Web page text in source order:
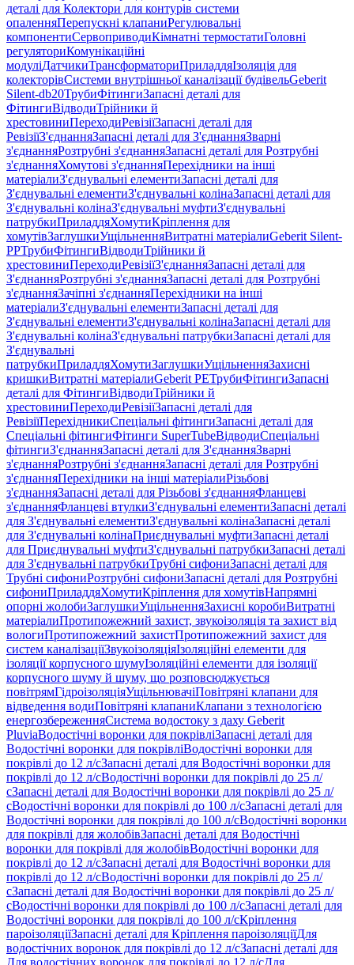
деталі для Колектори для контурів системи
опаленняПерепускні клапаниРегулювальні
компонентиСервоприводиКімнатні термостатиГоловні
регуляториКомунікаційні
модуліДатчикиТрансформаториПриладдяІзоляція для
колекторівСистеми внутрішньої каналізації будівельGeberit
Silent-db20ТрубиФітингиЗапасні деталі для
ФітингиВідводиТрійники й
хрестовиниПереходиРевізіїЗапасні деталі для
РевізіїЗ'єднанняЗапасні деталі для З'єднанняЗварні
з'єднанняРозтрубні з'єднанняЗапасні деталі для Розтрубні
з'єднанняХомутові з'єднанняПерехідники на інші
матеріалиЗ'єднувальні елементиЗапасні деталі для
З'єднувальні елементиЗ'єднувальні колінаЗапасні деталі для
З'єднувальні колінаЗ'єднувальні муфтиЗ'єднувальні
патрубкиПриладдяХомутиКріплення для
хомутівЗаглушкиУщільненняВитратні матеріалиGeberit Silent-
PPТрубиФітингиВідводиТрійники й
хрестовиниПереходиРевізіїЗ'єднанняЗапасні деталі для
З'єднанняРозтрубні з'єднанняЗапасні деталі для Розтрубні
з'єднанняЗачіпні з'єднанняПерехідники на інші
матеріалиЗ'єднувальні елементиЗапасні деталі для
З'єднувальні елементиЗ'єднувальні колінаЗапасні деталі для
З'єднувальні колінаЗ'єднувальні патрубкиЗапасні деталі для
З'єднувальні
патрубкиПриладдяХомутиЗаглушкиУщільненняЗахисні
кришкиВитратні матеріалиGeberit PEТрубиФітингиЗапасні
деталі для ФітингиВідводиТрійники й
хрестовиниПереходиРевізіїЗапасні деталі для
РевізіїПерехідникиСпеціальні фітингиЗапасні деталі для
Спеціальні фітингиФітинги SuperTubeВідводиСпеціальні
фітингиЗ'єднанняЗапасні деталі для З'єднанняЗварні
з'єднанняРозтрубні з'єднанняЗапасні деталі для Розтрубні
з'єднанняПерехідники на інші матеріалиРізьбові
з'єднанняЗапасні деталі для Різьбові з'єднанняФланцеві
з'єднанняФланцеві втулкиЗ'єднувальні елементиЗапасні деталі
для З'єднувальні елементиЗ'єднувальні колінаЗапасні деталі
для З'єднувальні колінаПриєднувальні муфтиЗапасні деталі
для Приєднувальні муфтиЗ'єднувальні патрубкиЗапасні деталі
для З'єднувальні патрубкиТрубні сифониЗапасні деталі для
Трубні сифониРозтрубні сифониЗапасні деталі для Розтрубні
сифониПриладдяХомутиКріплення для хомутівНапрямні
опорні жолобиЗаглушкиУщільненняЗахисні коробиВитратні
матеріалиПротипожежний захист, звукоізоляція та захист від
вологиПротипожежний захистПротипожежний захист для
систем каналізаціїЗвукоізоляціяІзоляційні елементи для
ізоляції корпусного шумуІзоляційні елементи для ізоляції
корпусного шуму й шуму, що розповсюджується
повітрямГідроізоляціяУщільнювачіПовітряні клапани для
відведення водиПовітряні клапаниКлапани з технологією
енергозбереженняСистема водостоку з даху Geberit
PluviaВодостічні воронки для покрівліЗапасні деталі для
Водостічні воронки для покрівліВодостічні воронки для
покрівлі до 12 л/сЗапасні деталі для Водостічні воронки для
покрівлі до 12 л/сВодостічні воронки для покрівлі до 25 л/
сЗапасні деталі для Водостічні воронки для покрівлі до 25 л/
сВодостічні воронки для покрівлі до 100 л/сЗапасні деталі для
Водостічні воронки для покрівлі до 100 л/сВодостічні воронки
для покрівлі для жолобівЗапасні деталі для Водостічні
воронки для покрівлі для жолобівВодостічні воронки для
покрівлі до 12 л/сЗапасні деталі для Водостічні воронки для
покрівлі до 12 л/сВодостічні воронки для покрівлі до 25 л/
сЗапасні деталі для Водостічні воронки для покрівлі до 25 л/
сВодостічні воронки для покрівлі до 100 л/сЗапасні деталі для
Водостічні воронки для покрівлі до 100 л/сКріплення
пароізоляціїЗапасні деталі для Кріплення пароізоляціїДля
водостічних воронок для покрівлі до 12 л/сЗапасні деталі для
Для водостічних воронок для покрівлі до 12 л/сДля